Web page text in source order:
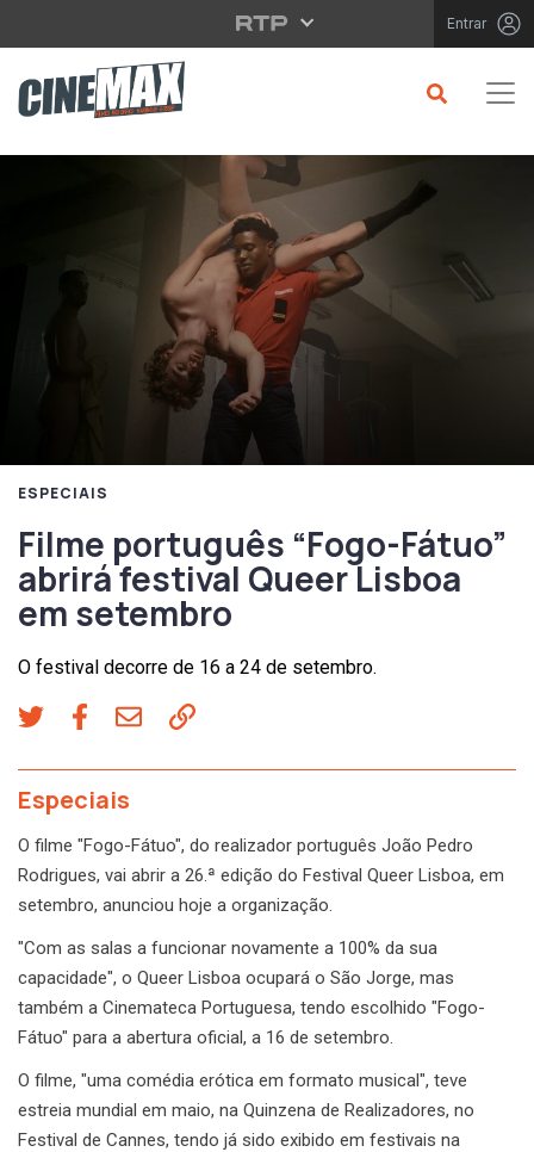
Saltar para o conteúdo principal Entrar
ESPECIAIS
Filme português “Fogo-Fátuo”
abrirá festival Queer Lisboa
em setembro
O festival decorre de 16 a 24 de setembro.
Especiais
O filme "Fogo-Fátuo", do realizador português João Pedro
Rodrigues, vai abrir a 26.ª edição do Festival Queer Lisboa, em
setembro, anunciou hoje a organização.
"Com as salas a funcionar novamente a 100% da sua
capacidade", o Queer Lisboa ocupará o São Jorge, mas
também a Cinemateca Portuguesa, tendo escolhido "Fogo-
Fátuo" para a abertura oficial, a 16 de setembro.
O filme, "uma comédia erótica em formato musical", teve
estreia mundial em maio, na Quinzena de Realizadores, no
Festival de Cannes, tendo já sido exibido em festivais na